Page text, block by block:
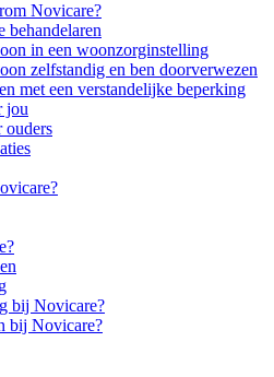
Novicare?
behandelaren
in een woonzorginstelling
zelfstandig en ben doorverwezen
met een verstandelijke beperking
jou
ouders
bij Novicare?
bij Novicare?